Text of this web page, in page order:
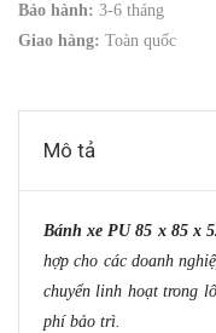
Bảo hành: 3-6 tháng
Giao hàng: Toàn quốc
Mô tả
Bánh xe PU 85 x 85 x
hợp cho các doanh
chuyển linh hoạt trong
phí bảo trì.